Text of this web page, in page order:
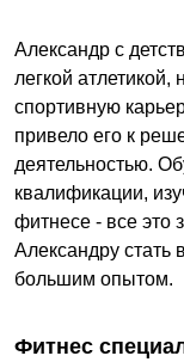
Александр с
легкой
спортивную
привело его к
деятельностью.
квалификации,
фитнесе - все это
Александру стать
большим опытом.
Фитнес